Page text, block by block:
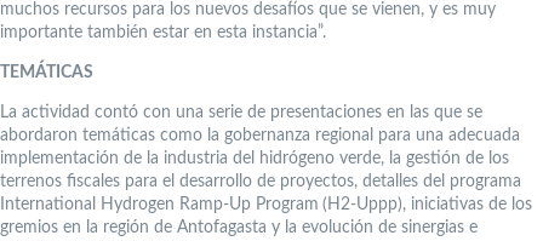
muchos recursos para los nuevos desafíos que se vienen, y es muy
importante también estar en esta instancia”.
TEMÁTICAS
La actividad contó con una serie de presentaciones en las que se
abordaron temáticas como la gobernanza regional para una adecuada
implementación de la industria del hidrógeno verde, la gestión de los
terrenos fiscales para el desarrollo de proyectos, detalles del programa
International Hydrogen Ramp-Up Program (H2-Uppp), iniciativas de los
gremios en la región de Antofagasta y la evolución de sinergias e